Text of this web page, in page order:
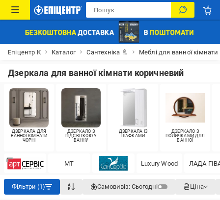
Епіцентр К Каталог Сантехніка 🚿 Меблі для ванної кімнати
Дзеркала для ванної кімнати коричневий
ДЗЕРКАЛА ДЛЯ
ВАННОЇ КІМНАТИ
ЧОРНІ
ДЗЕРКАЛО З
ПІДСВІТКОЮ У
ВАННУ
ДЗЕРКАЛА ІЗ
ШАФКАМИ
ДЗЕРКАЛО З
ПОЛИЧКАМИ ДЛЯ
ВАННОЇ
МТ Luxury Wood ЛАДА
Фільтри (1) Самовивіз: Сьогодні Ціна